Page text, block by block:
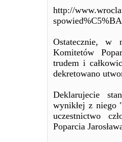
http://
Ostatecznie, w
Komitetów
trudem i
dekretowano
Deklarujecie
wynikłej z niego
uczestnictwo
Poparcia